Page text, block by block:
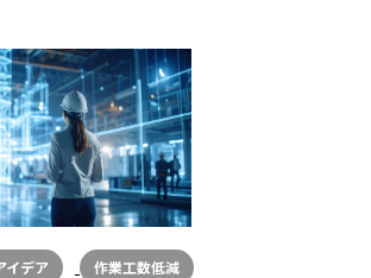
イデア 作業工数低減